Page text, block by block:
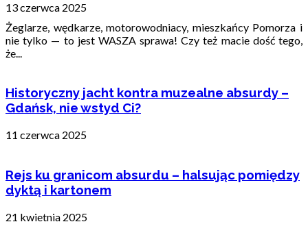
13 czerwca 2025
Żeglarze, wędkarze, motorowodniacy, mieszkańcy Pomorza i
nie tylko — to jest WASZA sprawa! Czy też macie dość tego,
że...
Historyczny jacht kontra muzealne absurdy –
Gdańsk, nie wstyd Ci?
11 czerwca 2025
Rejs ku granicom absurdu – halsując pomiędzy
dyktą i kartonem
21 kwietnia 2025